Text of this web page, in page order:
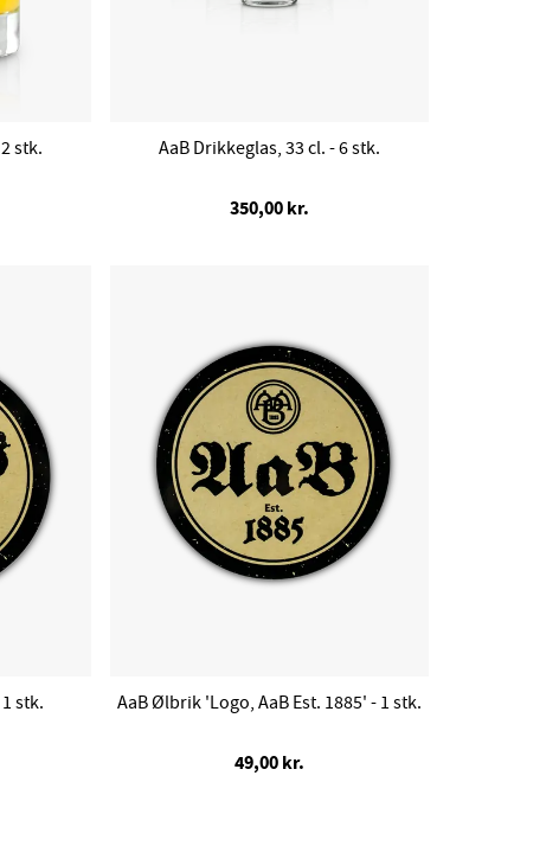
stk. AaB Drikkeglas, 33 cl. - 6 stk.
350,00 kr.
stk. AaB Ølbrik 'Logo, AaB Est. 1885' - 1 stk.
49,00 kr.